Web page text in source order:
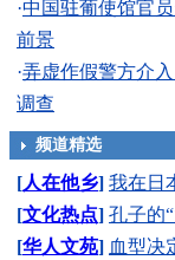
·中国驻葡使馆官
前景
·弄虚作假警方介
调查
频道精选
[人在他乡] 我在日
[文化热点] 孔子的
[华人文苑] 血型决